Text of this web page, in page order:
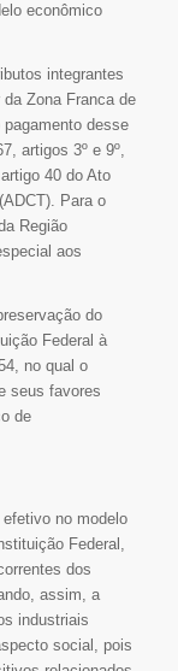
econômico
integrantes
Zona Franca de
desse
artigos 3º e 9º,
40 do Ato
Para o
Região
aos
do
Federal à
no qual o
seus favores
de
no modelo
Federal,
dos
assim, a
industriais
social, pois